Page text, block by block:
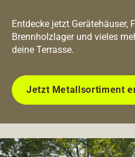
Entdecke jetzt Gerätehäuser,
Brennholzlager und vieles
deine Terrasse.
Jetzt Metallsortiment